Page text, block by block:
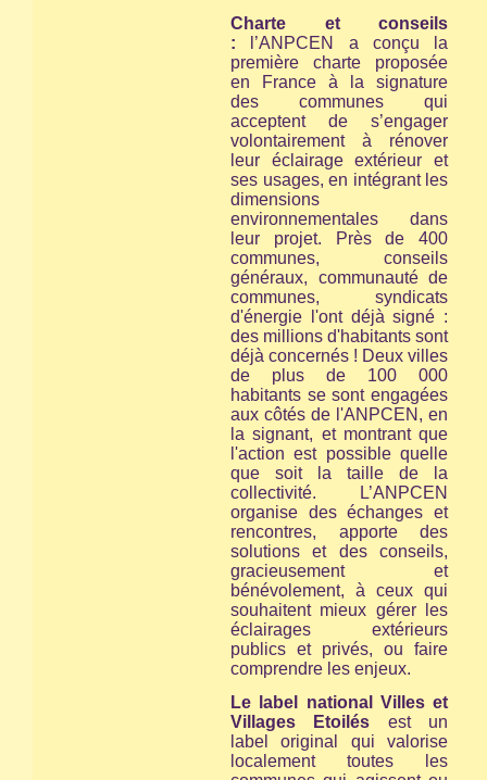
Charte et conseils
: l’ANPCEN a conçu la
première charte proposée
en France à la signature
des communes qui
acceptent de s’engager
volontairement à rénover
leur éclairage extérieur et
ses usages, en intégrant les
dimensions
environnementales dans
leur projet. Près de 400
communes, conseils
généraux, communauté de
communes, syndicats
d'énergie l'ont déjà signé :
des millions d'habitants sont
déjà concernés ! Deux villes
de plus de 100 000
habitants se sont engagées
aux côtés de l'ANPCEN, en
la signant, et montrant que
l'action est possible quelle
que soit la taille de la
collectivité. L’ANPCEN
organise des échanges et
rencontres, apporte des
solutions et des conseils,
gracieusement et
bénévolement, à ceux qui
souhaitent mieux gérer les
éclairages extérieurs
publics et privés, ou faire
comprendre les enjeux.
Le label national Villes et
Villages Etoilés est un
label original qui valorise
localement toutes les